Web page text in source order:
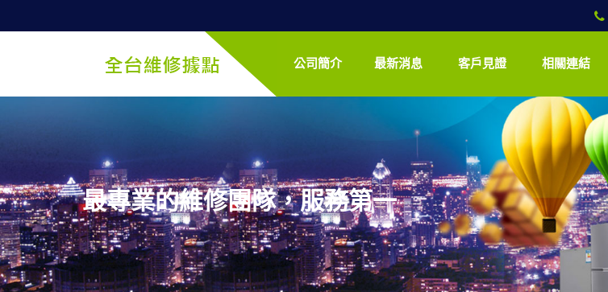
公司簡介 最新消息 客戶見證 相關連結
最專業的維修團隊，服務第一